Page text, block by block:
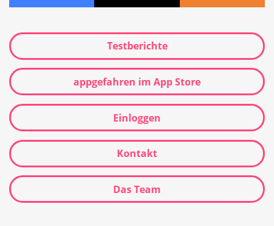
Testberichte
appgefahren im App Store
Einloggen
Kontakt
Das Team